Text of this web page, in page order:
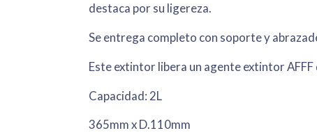
destaca por su ligereza.
Se entrega completo con soporte y
Este extintor libera un agente extintor
Capacidad: 2L
365mm x D.110mm